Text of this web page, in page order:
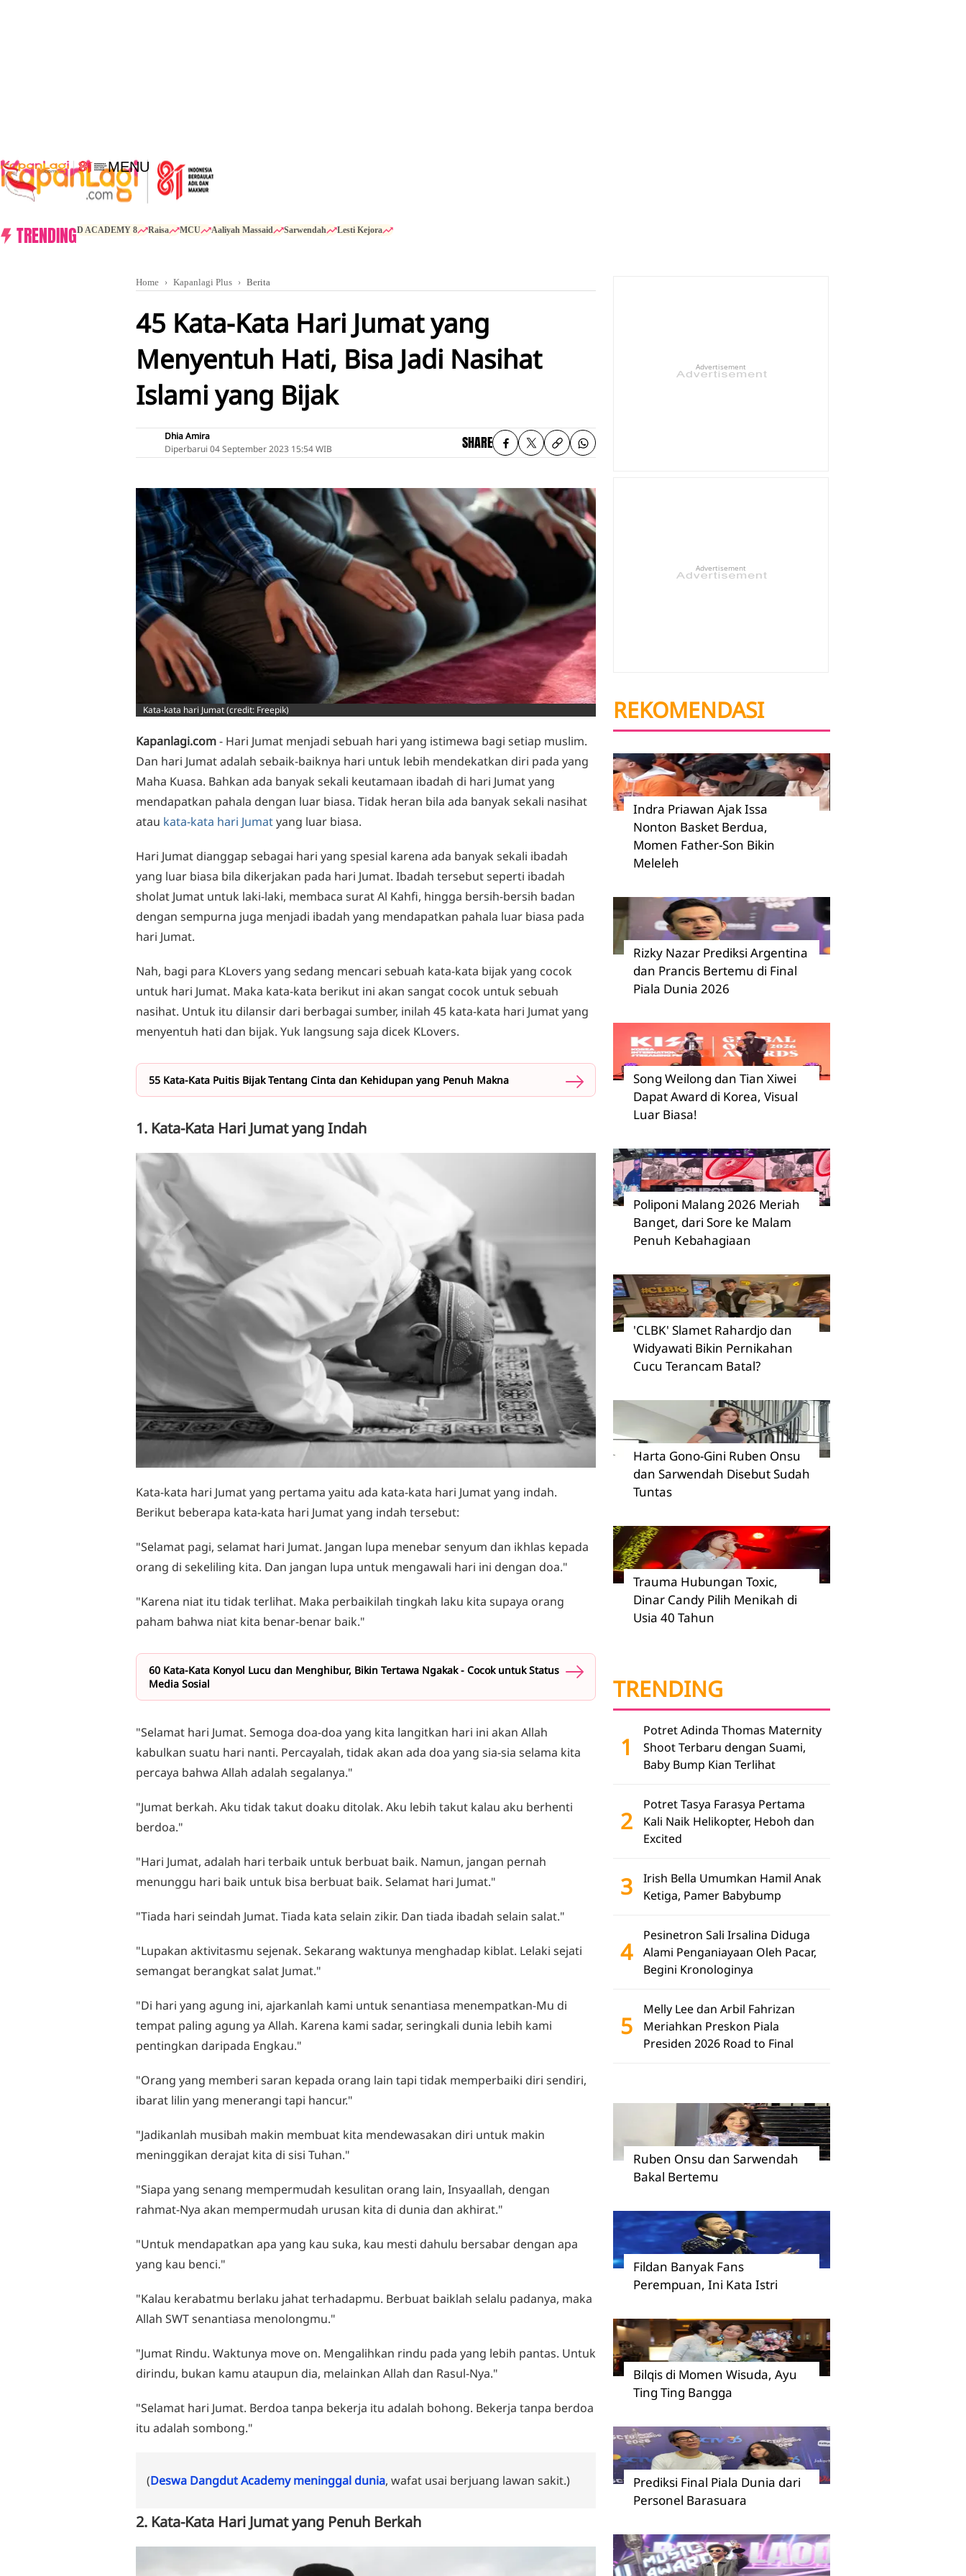
MENU
TRENDINGD ACADEMY 8 Raisa MCU Aaliyah Massaid Sarwendah Lesti Kejora
Home Kapanlagi Plus Berita
45 Kata-Kata Hari Jumat yang
Menyentuh Hati, Bisa Jadi Nasihat
Islami yang Bijak
Dhia Amira
Diperbarui 04 September 2023 15:54 WIB SHARE
Kata-kata hari Jumat (credit: Freepik)
Kapanlagi.com- Hari Jumat menjadi sebuah hari yang istimewa bagi setiap muslim.
Dan hari Jumat adalah sebaik-baiknya hari untuk lebih mendekatkan diri pada yang
Maha Kuasa. Bahkan ada banyak sekali keutamaan ibadah di hari Jumat yang
mendapatkan pahala dengan luar biasa. Tidak heran bila ada banyak sekali nasihat
atau kata-kata hari Jumatyang luar biasa.
Hari Jumat dianggap sebagai hari yang spesial karena ada banyak sekali ibadah
yang luar biasa bila dikerjakan pada hari Jumat. Ibadah tersebut seperti ibadah
sholat Jumat untuk laki-laki, membaca surat Al Kahfi, hingga bersih-bersih badan
dengan sempurna juga menjadi ibadah yang mendapatkan pahala luar biasa pada
hari Jumat.
Nah, bagi para KLovers yang sedang mencari sebuah kata-kata bijak yang cocok
untuk hari Jumat. Maka kata-kata berikut ini akan sangat cocok untuk sebuah
nasihat. Untuk itu dilansir dari berbagai sumber, inilah 45 kata-kata hari Jumat yang
menyentuh hati dan bijak. Yuk langsung saja dicek KLovers.
55 Kata-Kata Puitis Bijak Tentang Cinta dan Kehidupan yang Penuh Makna
1. Kata-Kata Hari Jumat yang Indah
Kata-kata hari Jumat yang pertama yaitu ada kata-kata hari Jumat yang indah.
Berikut beberapa kata-kata hari Jumat yang indah tersebut:
"Selamat pagi, selamat hari Jumat. Jangan lupa menebar senyum dan ikhlas kepada
orang di sekeliling kita. Dan jangan lupa untuk mengawali hari ini dengan doa."
"Karena niat itu tidak terlihat. Maka perbaikilah tingkah laku kita supaya orang
paham bahwa niat kita benar-benar baik."
60 Kata-Kata Konyol Lucu dan Menghibur, Bikin Tertawa Ngakak - Cocok untuk Status
Media Sosial
"Selamat hari Jumat. Semoga doa-doa yang kita langitkan hari ini akan Allah
kabulkan suatu hari nanti. Percayalah, tidak akan ada doa yang sia-sia selama kita
percaya bahwa Allah adalah segalanya."
"Jumat berkah. Aku tidak takut doaku ditolak. Aku lebih takut kalau aku berhenti
berdoa."
"Hari Jumat, adalah hari terbaik untuk berbuat baik. Namun, jangan pernah
menunggu hari baik untuk bisa berbuat baik. Selamat hari Jumat."
"Tiada hari seindah Jumat. Tiada kata selain zikir. Dan tiada ibadah selain salat."
"Lupakan aktivitasmu sejenak. Sekarang waktunya menghadap kiblat. Lelaki sejati
semangat berangkat salat Jumat."
"Di hari yang agung ini, ajarkanlah kami untuk senantiasa menempatkan-Mu di
tempat paling agung ya Allah. Karena kami sadar, seringkali dunia lebih kami
pentingkan daripada Engkau."
"Orang yang memberi saran kepada orang lain tapi tidak memperbaiki diri sendiri,
ibarat lilin yang menerangi tapi hancur."
"Jadikanlah musibah makin membuat kita mendewasakan diri untuk makin
meninggikan derajat kita di sisi Tuhan."
"Siapa yang senang mempermudah kesulitan orang lain, Insyaallah, dengan
rahmat-Nya akan mempermudah urusan kita di dunia dan akhirat."
"Untuk mendapatkan apa yang kau suka, kau mesti dahulu bersabar dengan apa
yang kau benci."
"Kalau kerabatmu berlaku jahat terhadapmu. Berbuat baiklah selalu padanya, maka
Allah SWT senantiasa menolongmu."
"Jumat Rindu. Waktunya move on. Mengalihkan rindu pada yang lebih pantas. Untuk
dirindu, bukan kamu ataupun dia, melainkan Allah dan Rasul-Nya."
"Selamat hari Jumat. Berdoa tanpa bekerja itu adalah bohong. Bekerja tanpa berdoa
itu adalah sombong."
(Deswa Dangdut Academy meninggal dunia, wafat usai berjuang lawan sakit.)
2. Kata-Kata Hari Jumat yang Penuh Berkah
Advertisement
Advertisement
REKOMENDASI
Indra Priawan Ajak Issa
Nonton Basket Berdua,
Momen Father-Son Bikin
Meleleh
Rizky Nazar Prediksi Argentina
dan Prancis Bertemu di Final
Piala Dunia 2026
Song Weilong dan Tian Xiwei
Dapat Award di Korea, Visual
Luar Biasa!
Poliponi Malang 2026 Meriah
Banget, dari Sore ke Malam
Penuh Kebahagiaan
'CLBK' Slamet Rahardjo dan
Widyawati Bikin Pernikahan
Cucu Terancam Batal?
Harta Gono-Gini Ruben Onsu
dan Sarwendah Disebut Sudah
Tuntas
Trauma Hubungan Toxic,
Dinar Candy Pilih Menikah di
Usia 40 Tahun
TRENDING
1
Potret Adinda Thomas Maternity
Shoot Terbaru dengan Suami,
Baby Bump Kian Terlihat
2
Potret Tasya Farasya Pertama
Kali Naik Helikopter, Heboh dan
Excited
3
Irish Bella Umumkan Hamil Anak
Ketiga, Pamer Babybump
4
Pesinetron Sali Irsalina Diduga
Alami Penganiayaan Oleh Pacar,
Begini Kronologinya
5
Melly Lee dan Arbil Fahrizan
Meriahkan Preskon Piala
Presiden 2026 Road to Final
Ruben Onsu dan Sarwendah
Bakal Bertemu
Fildan Banyak Fans
Perempuan, Ini Kata Istri
Bilqis di Momen Wisuda, Ayu
Ting Ting Bangga
Prediksi Final Piala Dunia dari
Personel Barasuara